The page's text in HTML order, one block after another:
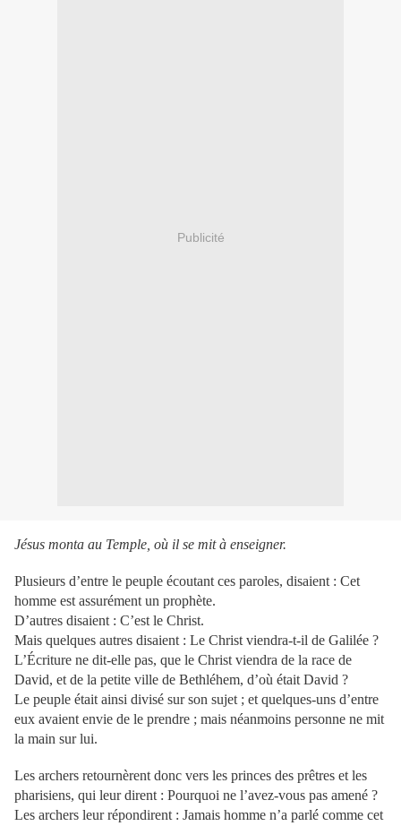
Publicité
Jésus monta au Temple, où il se mit à enseigner.
Plusieurs d’entre le peuple écoutant ces paroles, disaient : Cet
homme est assurément un prophète.
D’autres disaient : C’est le Christ.
Mais quelques autres disaient : Le Christ viendra-t-il de Galilée ?
L’Écriture ne dit-elle pas, que le Christ viendra de la race de
David, et de la petite ville de Bethléhem, d’où était David ?
Le peuple était ainsi divisé sur son sujet ; et quelques-uns d’entre
eux avaient envie de le prendre ; mais néanmoins personne ne mit
la main sur lui.
Les archers retournèrent donc vers les princes des prêtres et les
pharisiens, qui leur dirent : Pourquoi ne l’avez-vous pas amené ?
Les archers leur répondirent : Jamais homme n’a parlé comme cet